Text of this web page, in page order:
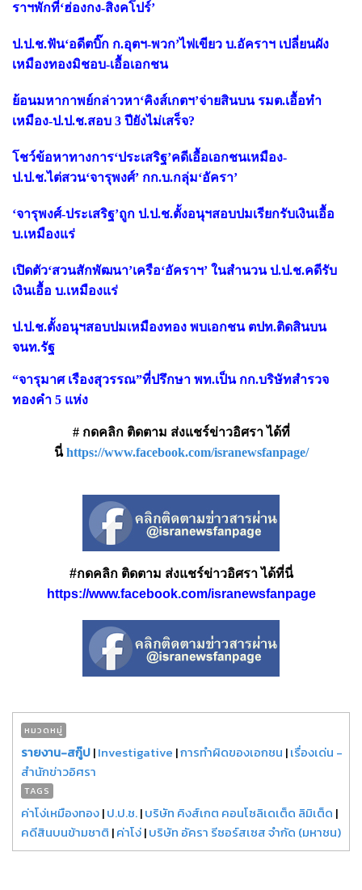
ราฯพักที่‘ฮ่องกง-สิงคโปร์’
ป.ป.ช.ฟัน‘อดีตบิ๊ก ก.อุตฯ-พวก’ไฟเขียว บ.อัคราฯ เปลี่ยนผัง
เหมืองทองมิชอบ-เอื้อเอกชน
ย้อนมหากาพย์กล่าวหา‘คิงส์เกตฯ’จ่ายสินบน รมต.เอื้อทำ
เหมือง-ป.ป.ช.สอบ 3 ปียังไม่เสร็จ?
โชว์ข้อหาทางการ‘ประเสริฐ’คดีเอื้อเอกชนเหมือง-
ป.ป.ช.ไต่สวน‘จารุพงศ์’ กก.บ.กลุ่ม‘อัครา’
‘จารุพงศ์-ประเสริฐ’ถูก ป.ป.ช.ตั้งอนุฯสอบปมเรียกรับเงินเอื้อ
บ.เหมืองแร่
เปิดตัว‘สวนสักพัฒนา’เครือ‘อัคราฯ’ ในสำนวน ป.ป.ช.คดีรับ
เงินเอื้อ บ.เหมืองแร่
ป.ป.ช.ตั้งอนุฯสอบปมเหมืองทอง พบเอกชน ตปท.ติดสินบน
จนท.รัฐ
“จารุมาศ เรืองสุวรรณ”ที่ปรึกษา พท.เป็น กก.บริษัทสำรวจ
ทองคำ 5 แห่ง
# กดคลิก ติดตาม ส่งแชร์ข่าวอิศรา ได้ที่
นี่https://www.facebook.com/isranewsfanpage/
#กดคลิก ติดตาม ส่งแชร์ข่าวอิศรา ได้ที่นี่
https://www.facebook.com/isranewsfanpage
หมวดหมู่
รายงาน-สกู๊ป|Investigative |การทำผิดของเอกชน |เรื่องเด่น -
สำนักข่าวอิศรา
TAGS
ค่าโง่เหมืองทอง|ป.ป.ช.|บริษัท คิงส์เกต คอนโซลิเดเต็ด ลิมิเต็ด |
คดีสินบนข้ามชาติ |ค่าโง่|บริษัท อัครา รีซอร์สเซส จำกัด (มหาชน)